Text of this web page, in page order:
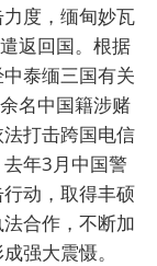
度，缅甸妙瓦
返回国。根据
泰缅三国有关
名中国籍涉赌
打击跨国电信
年3月中国警
动，取得丰硕
合作，不断加
强大震慑。